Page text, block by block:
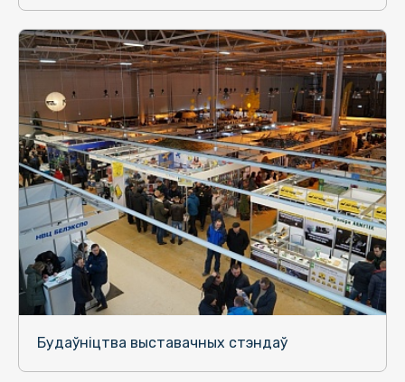
Будаўніцтва выставачных стэндаў